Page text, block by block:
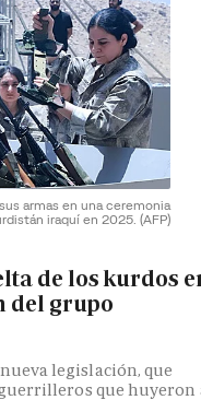
armas en una ceremonia
iraquí en 2025. (AFP)
de los kurdos
del grupo
legislación, que
que huyeron